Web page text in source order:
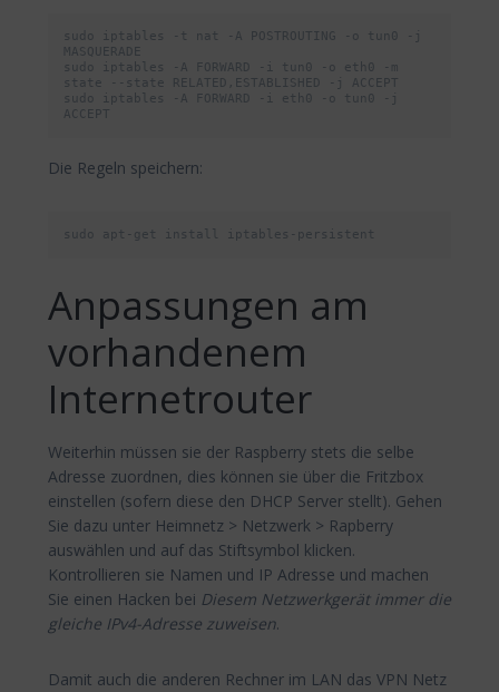
sudo iptables -t nat -A POSTROUTING -o tun0 -j
MASQUERADE
sudo iptables -A FORWARD -i tun0 -o eth0 -m
state --state RELATED,ESTABLISHED -j ACCEPT
sudo iptables -A FORWARD -i eth0 -o tun0 -j
ACCEPT
Die Regeln speichern:
sudo apt-get install iptables-persistent
Anpassungen am
vorhandenem
Internetrouter
Weiterhin müssen sie der Raspberry stets die selbe
Adresse zuordnen, dies können sie über die Fritzbox
einstellen (sofern diese den DHCP Server stellt). Gehen
Sie dazu unter Heimnetz > Netzwerk > Rapberry
auswählen und auf das Stiftsymbol klicken.
Kontrollieren sie Namen und IP Adresse und machen
Sie einen Hacken bei Diesem Netzwerkgerät immer die
gleiche IPv4-Adresse zuweisen.
Damit auch die anderen Rechner im LAN das VPN Netz